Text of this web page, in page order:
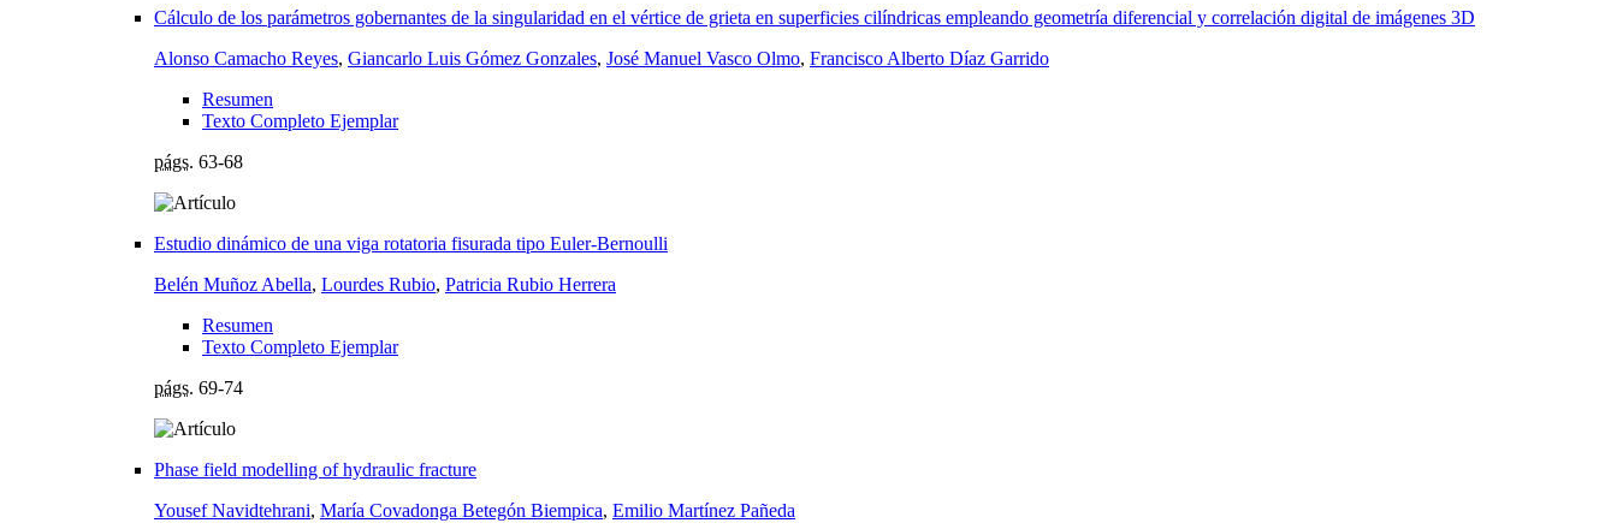
Cálculo de los parámetros gobernantes de la singularidad en el vértice de grieta en superficies cilíndricas empleando geometría diferencial y correlación digital de imágenes 3D
Alonso Camacho Reyes, Giancarlo Luis Gómez Gonzales, José Manuel Vasco Olmo, Francisco Alberto Díaz Garrido
Resumen
Texto Completo Ejemplar
págs. 63-68
Estudio dinámico de una viga rotatoria fisurada tipo Euler-Bernoulli
Belén Muñoz Abella, Lourdes Rubio, Patricia Rubio Herrera
Resumen
Texto Completo Ejemplar
págs. 69-74
Phase field modelling of hydraulic fracture
Yousef Navidtehrani, María Covadonga Betegón Biempica, Emilio Martínez Pañeda